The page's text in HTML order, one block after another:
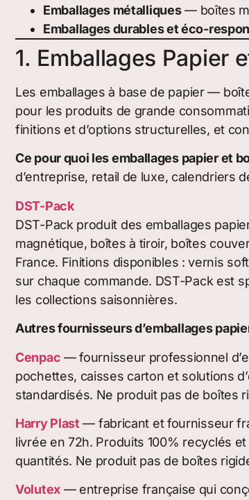
Emballages métalliques— boîtes
Emballages durables et éco-
1. Emballages Papier
Les emballages à base de papier —
pour les produits de grande
finitions et d’options structurelles, et
Ce pour quoi les emballages papier et
d’entreprise, retail de luxe, calendriers
DST-Pack
DST-Pack produit des emballages
magnétique, boîtes à tiroir, boîtes
France. Finitions disponibles : vernis
sur chaque commande. DST-Pack est
les collections saisonnières.
Autres fournisseurs d’emballages
Cenpac — fournisseur professionnel
pochettes, caisses carton et solutions
standardisés. Ne produit pas de boîtes
Harry Plast — fabricant et fournisseur
livrée en 72h. Produits 100% recyclés
quantités. Ne produit pas de boîtes
Volutex— entreprise française qui